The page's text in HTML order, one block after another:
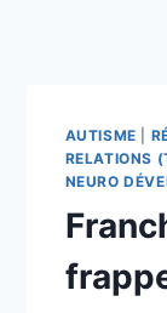
AUTISME
RELATIONS
NEURO